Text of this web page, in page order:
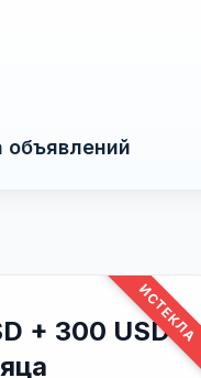
объявлений
ИСТЕКЛА
+ 300 USD